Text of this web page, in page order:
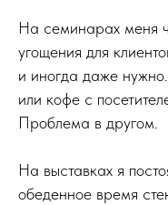
На семинарах меня
угощения для
и иногда даже
или кофе с
Проблема в другом.
На выставках я
обеденное время